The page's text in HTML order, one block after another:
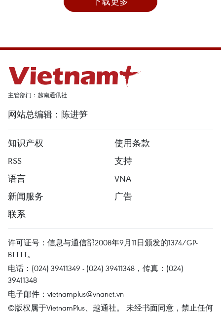
主管部门：越南通讯社
网站总编辑：陈进笋
知识产权
使用条款
RSS
支持
语言
VNA
新闻服务
广告
联系
许可证号：信息与通信部2008年9月11日颁发的1374/GP-
BTTTT。
电话：(024) 39411349 - (024) 39411348，传真：(024)
39411348
电子邮件： vietnamplus@vnanet.vn
©版权属于VietnamPlus、越通社。 未经书面同意，禁止任何